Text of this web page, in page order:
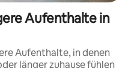
Aufenthalte in
Aufenthalte, in denen
länger zuhause fühlen